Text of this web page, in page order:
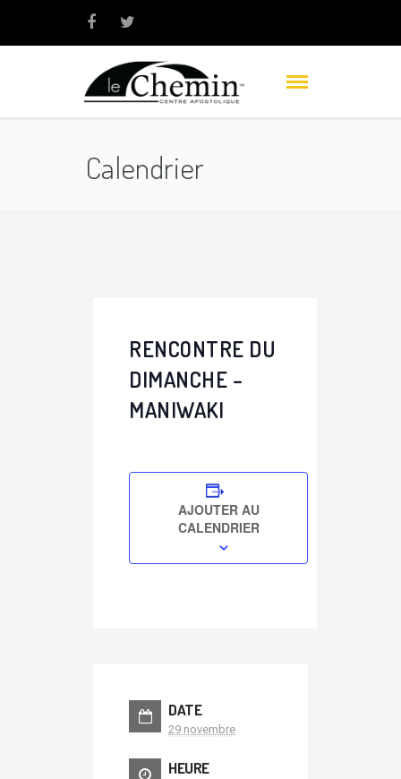
Calendrier
RENCONTRE DU
DIMANCHE –
MANIWAKI
AJOUTER AU
CALENDRIER
DATE
29 novembre
HEURE